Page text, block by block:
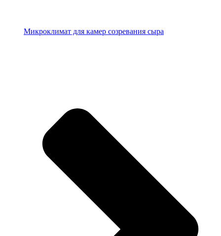
Микроклимат для камер созревания сыра